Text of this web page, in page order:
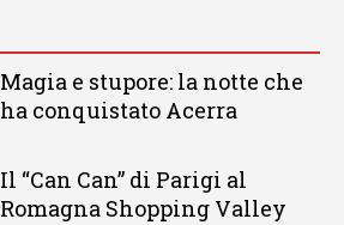
Magia e stupore: la notte che
ha conquistato Acerra
Il “Can Can” di Parigi al
Romagna Shopping Valley